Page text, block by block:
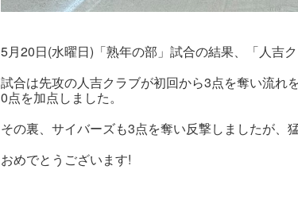
5月20日(水曜日)「熟年の部」試合の結果、「人吉
試合は先攻の人吉クラブが初回から3点を奪い流れ
0点を加点しました。
その裏、サイバーズも3点を奪い反撃しましたが、
おめでとうございます!